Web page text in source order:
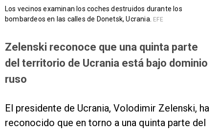
Los vecinos examinan los coches destruidos durante los
bombardeos en las calles de Donetsk, Ucrania.
EFE
Zelenski reconoce que una quinta parte
del territorio de Ucrania está bajo dominio
ruso
El presidente de Ucrania, Volodimir Zelenski, ha
reconocido que en torno a una quinta parte del